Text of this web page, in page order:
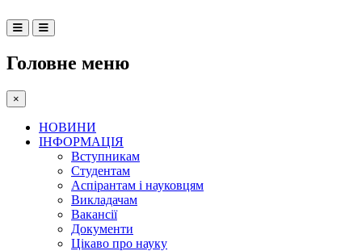
Головне меню
×
НОВИНИ
ІНФОРМАЦІЯ
Вступникам
Студентам
Аспірантам і науковцям
Викладачам
Вакансії
Документи
Цікаво про науку